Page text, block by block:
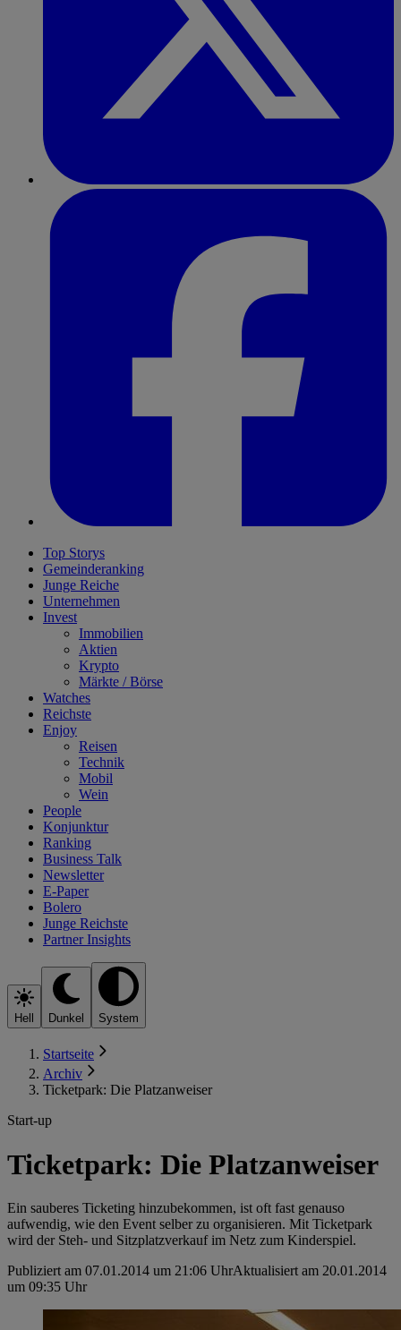
Top Storys
Gemeinderanking
Junge Reiche
Unternehmen
Invest
Immobilien
Aktien
Krypto
Märkte / Börse
Watches
Reichste
Enjoy
Reisen
Technik
Mobil
Wein
People
Konjunktur
Ranking
Business Talk
Newsletter
E-Paper
Bolero
Junge Reichste
Partner Insights
Hell Dunkel System
Startseite
Archiv
Ticketpark: Die Platzanweiser
Start-up
Ticketpark: Die Platzanweiser
Ein sauberes Ticketing hinzubekommen, ist oft fast genauso
aufwendig, wie den Event selber zu organisieren. Mit Ticketpark
wird der Steh- und Sitzplatzverkauf im Netz zum Kinderspiel.
Publiziert am 07.01.2014 um 21:06 UhrAktualisiert am 20.01.2014
um 09:35 Uhr